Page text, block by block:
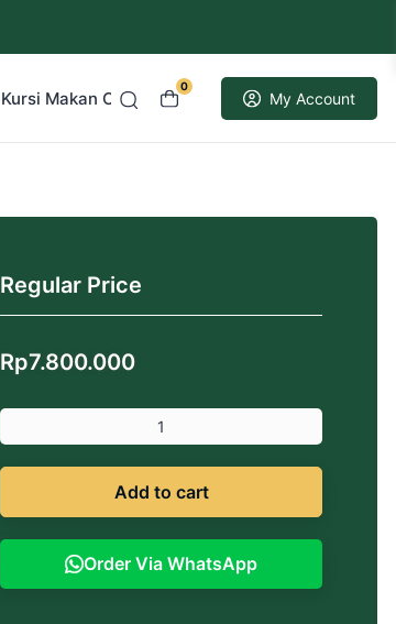
0
My Account
Kursi Makan Cafe Resto Kusen Pintu Jati
Regular Price
Rp7.800.000
Add to cart
Order Via WhatsApp